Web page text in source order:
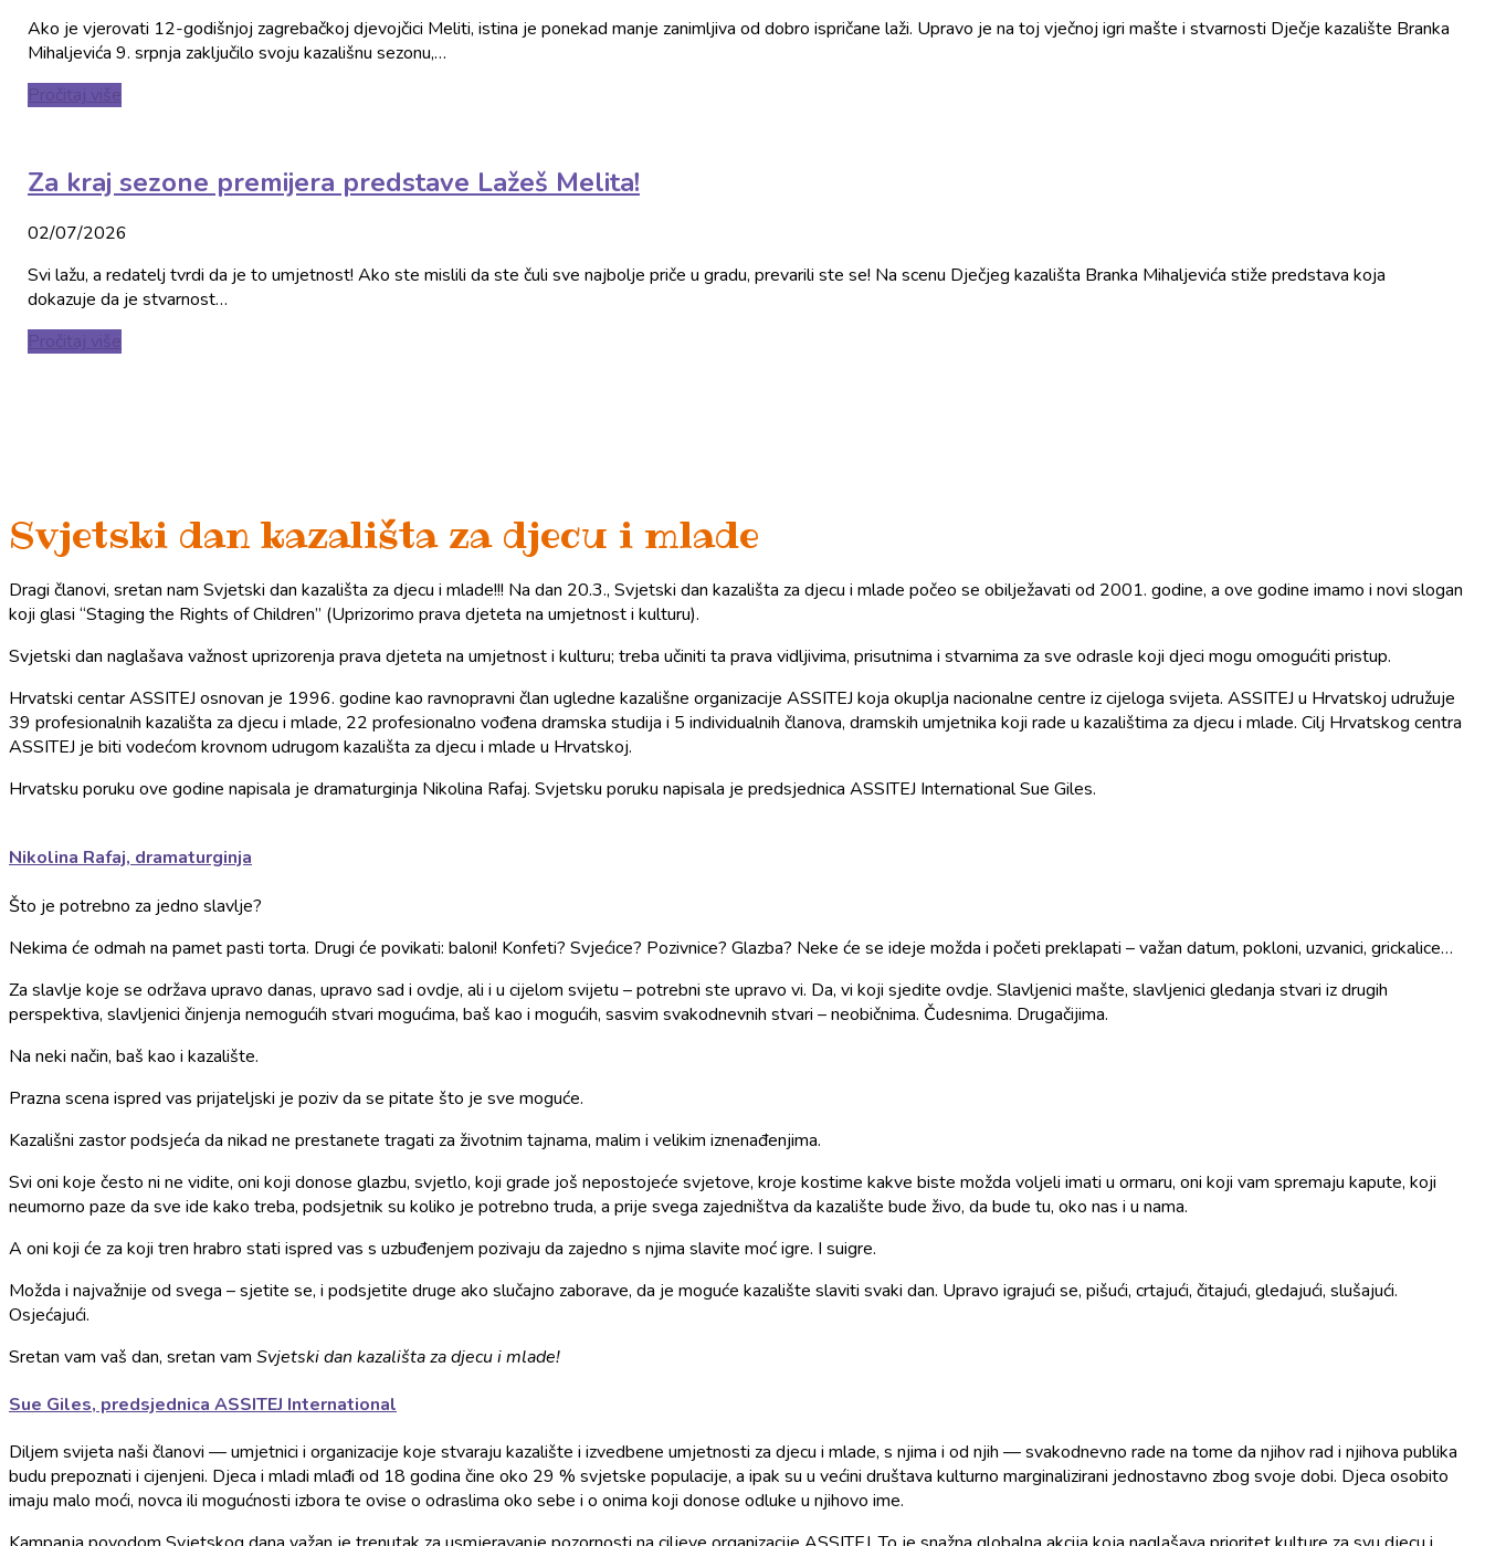
Ako je vjerovati 12-godišnjoj zagrebačkoj djevojčici Meliti, istina je ponekad manje zanimljiva od dobro ispričane laži. Upravo je na toj vječnoj igri mašte i stvarnosti Dječje kazalište Branka
Mihaljevića 9. srpnja zaključilo svoju kazališnu sezonu,…
Pročitaj više
Za kraj sezone premijera predstave Lažeš Melita!
02/07/2026
Svi lažu, a redatelj tvrdi da je to umjetnost! Ako ste mislili da ste čuli sve najbolje priče u gradu, prevarili ste se! Na scenu Dječjeg kazališta Branka Mihaljevića stiže predstava koja
dokazuje da je stvarnost…
Pročitaj više
Svjetski dan kazališta za djecu i mlade
Dragi članovi, sretan nam Svjetski dan kazališta za djecu i mlade!!! Na dan 20.3., Svjetski dan kazališta za djecu i mlade počeo se obilježavati od 2001. godine, a ove godine imamo i novi slogan
koji glasi “Staging the Rights of Children” (Uprizorimo prava djeteta na umjetnost i kulturu).
Svjetski dan naglašava važnost uprizorenja prava djeteta na umjetnost i kulturu; treba učiniti ta prava vidljivima, prisutnima i stvarnima za sve odrasle koji djeci mogu omogućiti pristup.
Hrvatski centar ASSITEJ osnovan je 1996. godine kao ravnopravni član ugledne kazališne organizacije ASSITEJ koja okuplja nacionalne centre iz cijeloga svijeta. ASSITEJ u Hrvatskoj udružuje
39 profesionalnih kazališta za djecu i mlade, 22 profesionalno vođena dramska studija i 5 individualnih članova, dramskih umjetnika koji rade u kazalištima za djecu i mlade. Cilj Hrvatskog centra
ASSITEJ je biti vodećom krovnom udrugom kazališta za djecu i mlade u Hrvatskoj.
Hrvatsku poruku ove godine napisala je dramaturginja Nikolina Rafaj. Svjetsku poruku napisala je predsjednica ASSITEJ International Sue Giles.
Nikolina Rafaj, dramaturginja
Što je potrebno za jedno slavlje?
Nekima će odmah na pamet pasti torta. Drugi će povikati: baloni! Konfeti? Svjećice? Pozivnice? Glazba? Neke će se ideje možda i početi preklapati – važan datum, pokloni, uzvanici, grickalice…
Za slavlje koje se održava upravo danas, upravo sad i ovdje, ali i u cijelom svijetu – potrebni ste upravo vi. Da, vi koji sjedite ovdje. Slavljenici mašte, slavljenici gledanja stvari iz drugih
perspektiva, slavljenici činjenja nemogućih stvari mogućima, baš kao i mogućih, sasvim svakodnevnih stvari – neobičnima. Čudesnima. Drugačijima.
Na neki način, baš kao i kazalište.
Prazna scena ispred vas prijateljski je poziv da se pitate što je sve moguće.
Kazališni zastor podsjeća da nikad ne prestanete tragati za životnim tajnama, malim i velikim iznenađenjima.
Svi oni koje često ni ne vidite, oni koji donose glazbu, svjetlo, koji grade još nepostojeće svjetove, kroje kostime kakve biste možda voljeli imati u ormaru, oni koji vam spremaju kapute, koji
neumorno paze da sve ide kako treba, podsjetnik su koliko je potrebno truda, a prije svega zajedništva da kazalište bude živo, da bude tu, oko nas i u nama.
A oni koji će za koji tren hrabro stati ispred vas s uzbuđenjem pozivaju da zajedno s njima slavite moć igre. I suigre.
Možda i najvažnije od svega – sjetite se, i podsjetite druge ako slučajno zaborave, da je moguće kazalište slaviti svaki dan. Upravo igrajući se, pišući, crtajući, čitajući, gledajući, slušajući.
Osjećajući.
Sretan vam vaš dan, sretan vam Svjetski dan kazališta za djecu i mlade!
Sue Giles, predsjednica ASSITEJ International
Diljem svijeta naši članovi — umjetnici i organizacije koje stvaraju kazalište i izvedbene umjetnosti za djecu i mlade, s njima i od njih — svakodnevno rade na tome da njihov rad i njihova publika
budu prepoznati i cijenjeni. Djeca i mladi mlađi od 18 godina čine oko 29 % svjetske populacije, a ipak su u većini društava kulturno marginalizirani jednostavno zbog svoje dobi. Djeca osobito
imaju malo moći, novca ili mogućnosti izbora te ovise o odraslima oko sebe i o onima koji donose odluke u njihovo ime.